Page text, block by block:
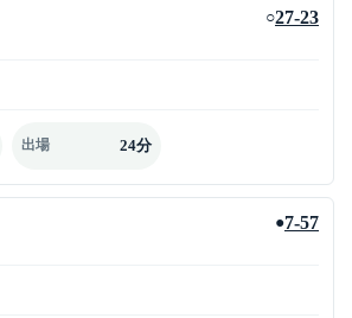
○27-23
出場 24分
●7-57